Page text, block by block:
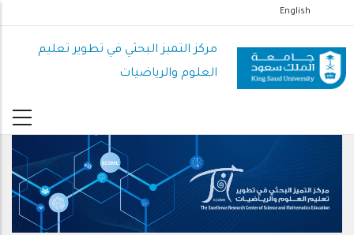
إلى
المحتوى
الرئيسي
English
مركز التميز البحثي في تطوير تعليم
العلوم والرياضيات